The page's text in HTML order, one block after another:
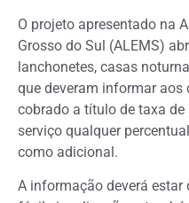
O projeto apresentado na
Grosso do Sul (ALEMS)
lanchonetes, casas
que deveram informar aos
cobrado a título de taxa
serviço qualquer
como adicional.
A informação deverá